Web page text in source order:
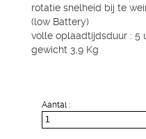
rotatie snelheid bij te
(low Battery)
volle oplaadtijdsduur : 5
gewicht 3,9 Kg
Aantal :